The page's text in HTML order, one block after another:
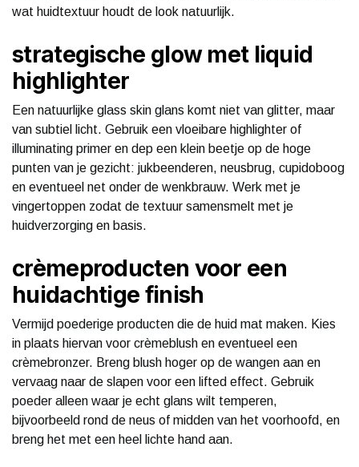
wat huidtextuur houdt de look natuurlijk.
strategische glow met liquid
highlighter
Een natuurlijke glass skin glans komt niet van glitter, maar
van subtiel licht. Gebruik een vloeibare highlighter of
illuminating primer en dep een klein beetje op de hoge
punten van je gezicht: jukbeenderen, neusbrug, cupidoboog
en eventueel net onder de wenkbrauw. Werk met je
vingertoppen zodat de textuur samensmelt met je
huidverzorging en basis.
crèmeproducten voor een
huidachtige finish
Vermijd poederige producten die de huid mat maken. Kies
in plaats hiervan voor crèmeblush en eventueel een
crèmebronzer. Breng blush hoger op de wangen aan en
vervaag naar de slapen voor een lifted effect. Gebruik
poeder alleen waar je echt glans wilt temperen,
bijvoorbeeld rond de neus of midden van het voorhoofd, en
breng het met een heel lichte hand aan.